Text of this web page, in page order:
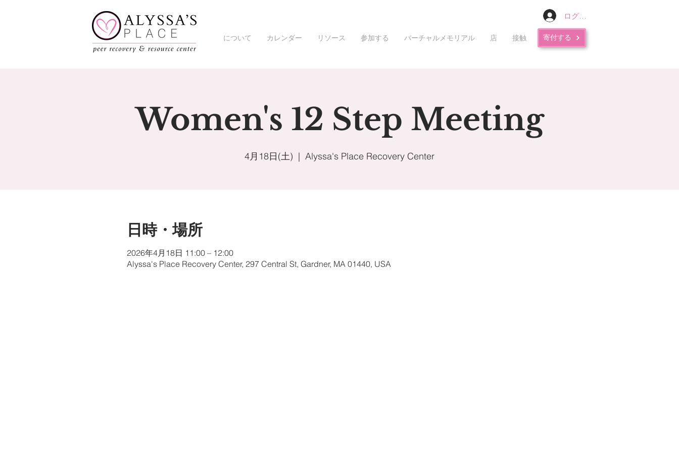
ログイン
について カレンダー リソース 参加する バーチャルメモリアル 店 接触 寄付する
Women's 12 Step Meeting
4月18日(土)
  |
Alyssa's Place Recovery Center
日時・場所
2026年4月18日 11:00 – 12:00
Alyssa's Place Recovery Center, 297 Central St, Gardner, MA 01440, USA